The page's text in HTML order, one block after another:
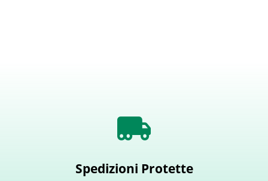
Spedizioni Protette